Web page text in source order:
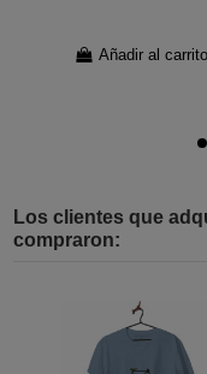
Añadir al carrito
Los clientes que
compraron: